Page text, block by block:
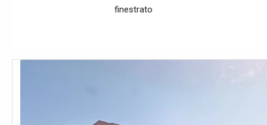
finestrato